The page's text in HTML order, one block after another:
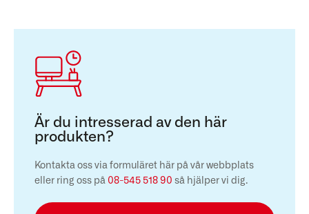
Är du intresserad av den här
produkten?
Kontakta oss via formuläret här på vår webbplats
eller ring oss på 08-545 518 90 så hjälper vi dig.